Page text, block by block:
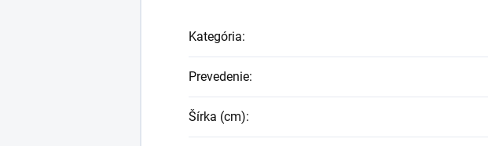
Kategória:
Prevedenie:
Šírka (cm):